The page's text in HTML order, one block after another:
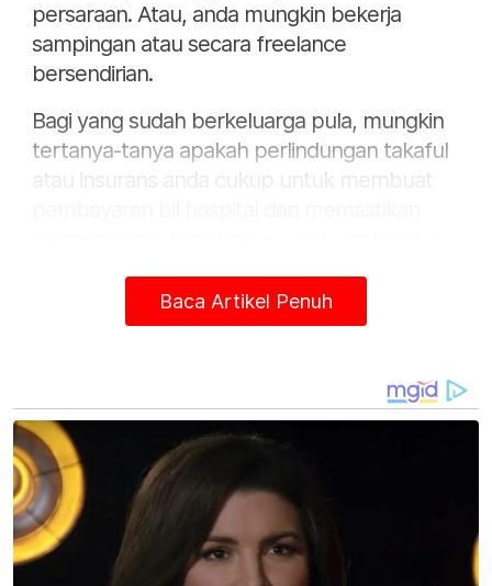
persaraan. Atau, anda mungkin bekerja
sampingan atau secara freelance
bersendirian.
Bagi yang sudah berkeluarga pula, mungkin
tertanya-tanya apakah perlindungan takaful
atau insurans anda cukup untuk membuat
berlaku kepada sesiapa sahaja dan pada bila-
bila masa. Apa yang dalam kawalan kita ialah
bagaimana kita bersedia untuk menghadapi
situasi-situasi tersebut.
Apabila anda memiliki sijil takaful atau polisi
insurans, perlindungan tersebut akan
Baca Artikel Penuh